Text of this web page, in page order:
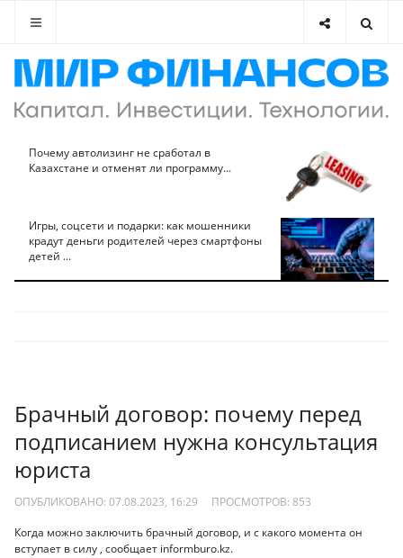
Почему автолизинг не сработал в
Казахстане и отменят ли программу...
Игры, соцсети и подарки: как мошенники
крадут деньги родителей через смартфоны
детей ...
Брачный договор: почему перед
подписанием нужна консультация
юриста
ОПУБЛИКОВАНО: 07.08.2023, 16:29 ПРОСМОТРОВ: 853
Когда можно заключить брачный договор, и с какого момента он
вступает в силу , сообщает informburo.kz.